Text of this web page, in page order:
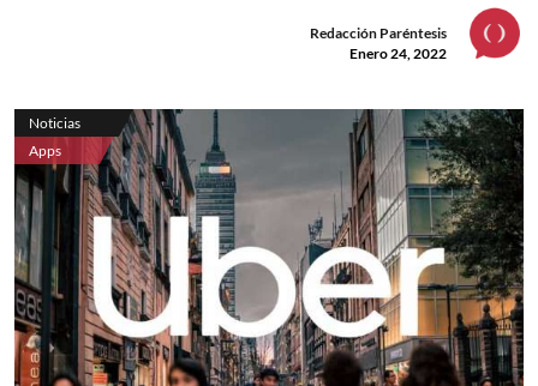
Redacción Paréntesis
Enero 24, 2022
Noticias
Apps